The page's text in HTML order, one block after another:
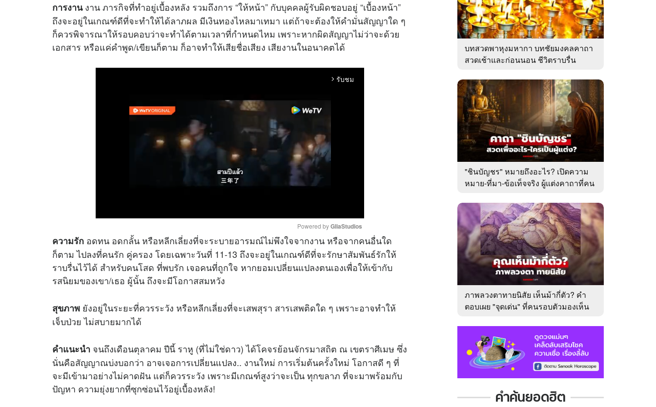
การงานงาน ภารกิจที่ทำอยู่เบื้องหลัง รวมถึงการ “ให้หน้า” กับบุคคลผู้รับผิดชอบอยู่ “เบื้องหน้า”
ถึงจะอยู่ในเกณฑ์ดีที่จะทำให้ได้ลาภผล มีเงินทองไหลมาเทมา แต่ถ้าจะต้องให้คำมั่นสัญญาใด ๆ
ก็ควรพิจารณาให้รอบคอบว่าจะทำได้ตามเวลาที่กำหนดไหม เพราะหากผิดสัญญาไม่ว่าจะด้วย
เอกสาร หรือแค่คำพูด/เขียนก็ตาม ก็อาจทำให้เสียชื่อเสียง เสียงานในอนาคตได้
arrow_forward_ios รับชม
M
u
Powered by GliaStudios
ความรัก อดทน อดกลั้น หรือหลีกเลี่ยงที่จะระบายอารมณ์ไม่พึงใจจากงาน หรือจากคนอื่นใด
ก็ตาม ไปลงที่คนรัก คู่ครอง โดยเฉพาะวันที่ 11-13 ถึงจะอยู่ในเกณฑ์ดีที่จะรักษาสัมพันธ์รักให้
ราบรื่นไว้ได้ สำหรับคนโสด ที่พบรัก เจอคนที่ถูกใจ หากยอมเปลี่ยนแปลงตนเองเพื่อให้เข้ากับ
รสนิยมของเขา/เธอ ผู้นั้น ถึงจะมีโอกาสสมหวัง
สุขภาพ ยังอยู่ในระยะที่ควรระวัง หรือหลีกเลี่ยงที่จะเสพสุรา สารเสพติดใด ๆ เพราะอาจทำให้
เจ็บป่วย ไม่สบายมากได้
คำแนะนำ จนถึงเดือนตุลาคม ปีนี้ ราหู (ที่ไม่ใช่ดาว) ได้โคจรย้อนจักรมาสถิต ณ เขตราศีเมษ ซึ่ง
นั่นคือสัญญาณบ่งบอกว่า อาจเจอการเปลี่ยนแปลง.. งานใหม่ การเริ่มต้นครั้งใหม่ โอกาสดี ๆ ที่
จะมีเข้ามาอย่างไม่คาดฝัน แต่ก็ควรระวัง เพราะมีเกณฑ์สูงว่าจะเป็น ทุกขลาภ ที่จะมาพร้อมกับ
ปัญหา ความยุ่งยากที่ซุกซ่อนไว้อยู่เบื้องหลัง!
บทสวดพาหุงมหากา บทชัยมงคลคาถา
สวดเช้าและก่อนนอน ชีวิตราบรื่น
"ชินบัญชร" หมายถึงอะไร? เปิดความ
หมาย-ที่มา-ข้อเท็จจริง ผู้แต่งคาถาที่คน
ภาพลวงตาทายนิสัย เห็นม้ากี่ตัว? คำ
ตอบเผย "จุดเด่น" ที่คนรอบตัวมองเห็น
คำค้นยอดฮิต